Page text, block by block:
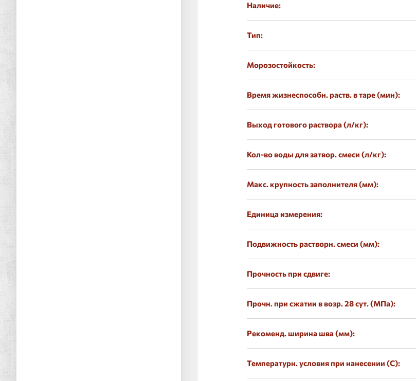
Наличие:
Тип:
Морозостойкость:
Время жизнеспособн. раств. в таре (мин):
Выход готового раствора (л/кг):
Кол-во воды для затвор. смеси (л/кг):
Макс. крупность заполнителя (мм):
Единица измерения:
Подвижность растворн. смеси (мм):
Прочность при сдвиге:
Прочн. при сжатии в возр. 28 сут. (МПа):
Рекоменд. ширина шва (мм):
Температурн. условия при нанесении (С):